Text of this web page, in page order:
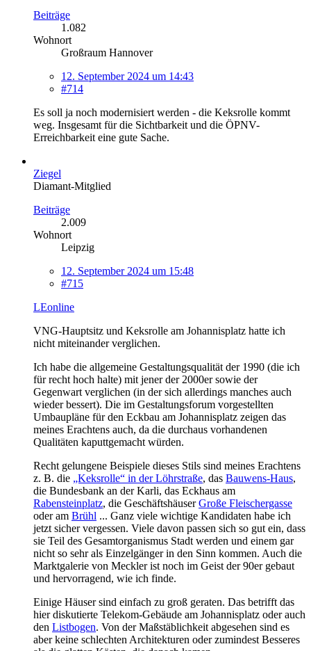
Beiträge
1.082
Wohnort
Großraum Hannover
12. September 2024 um 14:43
#714
Es soll ja noch modernisiert werden - die Keksrolle kommt
weg. Insgesamt für die Sichtbarkeit und die ÖPNV-
Erreichbarkeit eine gute Sache.
Ziegel
Diamant-Mitglied
Beiträge
2.009
Wohnort
Leipzig
12. September 2024 um 15:48
#715
LEonline
VNG-Hauptsitz und Keksrolle am Johannisplatz hatte ich
nicht miteinander verglichen.
Ich habe die allgemeine Gestaltungsqualität der 1990 (die ich
für recht hoch halte) mit jener der 2000er sowie der
Gegenwart verglichen (in der sich allerdings manches auch
wieder bessert). Die im Gestaltungsforum vorgestellten
Umbaupläne für den Eckbau am Johannisplatz zeigen das
meines Erachtens auch, da die durchaus vorhandenen
Qualitäten kaputtgemacht würden.
Recht gelungene Beispiele dieses Stils sind meines Erachtens
z. B. die „Keksrolle“ in der Löhrstraße, das Bauwens-Haus,
die Bundesbank an der Karli, das Eckhaus am
Rabensteinplatz, die GeschäftshäuserGroße Fleischergasse
oder am Brühl ... Ganz viele wichtige Kandidaten habe ich
jetzt sicher vergessen. Viele davon passen sich so gut ein, dass
sie Teil des Gesamtorganismus Stadt werden und einem gar
nicht so sehr als Einzelgänger in den Sinn kommen. Auch die
Marktgalerie von Meckler ist noch im Geist der 90er gebaut
und hervorragend, wie ich finde.
Einige Häuser sind einfach zu groß geraten. Das betrifft das
hier diskutierte Telekom-Gebäude am Johannisplatz oder auch
den Listbogen. Von der Maßstäblichkeit abgesehen sind es
aber keine schlechten Architekturen oder zumindest Besseres